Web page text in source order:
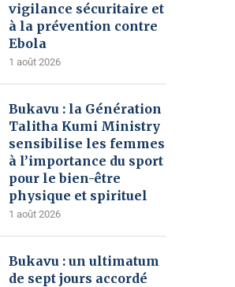
vigilance sécuritaire et
à la prévention contre
Ebola
1 août 2026
Bukavu : la Génération
Talitha Kumi Ministry
sensibilise les femmes
à l’importance du sport
pour le bien-être
physique et spirituel
1 août 2026
Bukavu : un ultimatum
de sept jours accordé